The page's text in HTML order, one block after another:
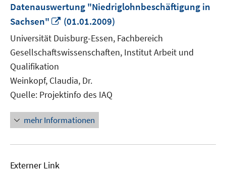
Datenauswertung "Niedriglohnbeschäftigung in
Sachsen"
In
neuem
Fenster
öffnen
(01.01.2009)
Universität Duisburg-Essen, Fachbereich
Gesellschaftswissenschaften, Institut Arbeit und
Qualifikation
Weinkopf, Claudia, Dr.
Quelle: Projektinfo des IAQ
mehr Informationen
Externer Link